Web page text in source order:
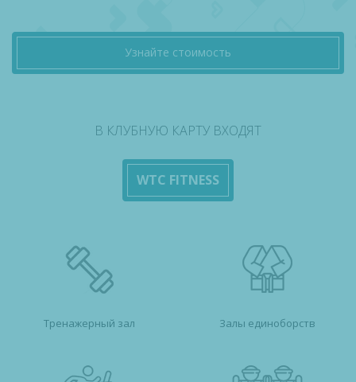
Узнайте стоимость
В КЛУБНУЮ КАРТУ ВХОДЯТ
WTC FITNESS
Тренажерный зал Залы единоборств